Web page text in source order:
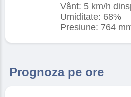
Vânt: 5 km/h
Umiditate: 68%
Presiune: 764
Prognoza pe ore